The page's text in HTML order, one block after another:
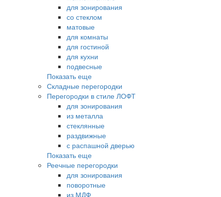
для зонирования
со стеклом
матовые
для комнаты
для гостиной
для кухни
подвесные
Показать еще
Складные перегородки
Перегородки в стиле ЛОФТ
для зонирования
из металла
стеклянные
раздвижные
с распашной дверью
Показать еще
Реечные перегородки
для зонирования
поворотные
из МДФ